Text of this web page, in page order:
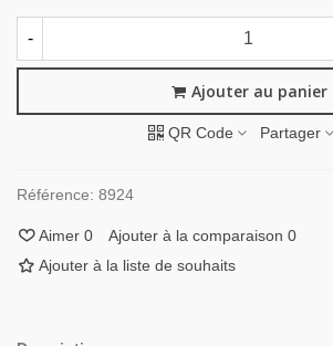
-
Ajouter au panier
QR Code Partager
Référence: 8924
Aimer 0 Ajouter à la comparaison 0
Ajouter à la liste de souhaits